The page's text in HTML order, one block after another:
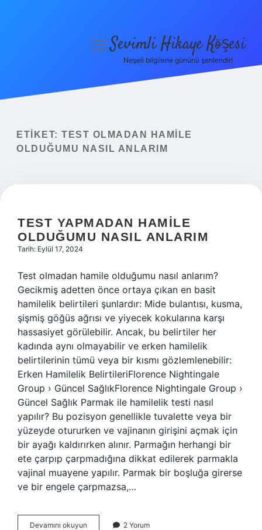
Yasal Uyarı
menüyüSevimli Hikaye Köşesi
Neşeli bilgilerle gününü şenlendir!
ETIKET: TEST OLMADAN HAMILE
OLDUĞUMU NASIL ANLARIM
TEST YAPMADAN HAMILE
OLDUĞUMU NASIL ANLARIM
Tarih: Eylül 17, 2024
Test olmadan hamile olduğumu nasıl anlarım?
Gecikmiş adetten önce ortaya çıkan en basit
hamilelik belirtileri şunlardır: Mide bulantısı, kusma,
şişmiş göğüs ağrısı ve yiyecek kokularına karşı
hassasiyet görülebilir. Ancak, bu belirtiler her
kadında aynı olmayabilir ve erken hamilelik
belirtilerinin tümü veya bir kısmı gözlemlenebilir:
Erken Hamilelik BelirtileriFlorence Nightingale
Group › Güncel SağlıkFlorence Nightingale Group ›
Güncel Sağlık Parmak ile hamilelik testi nasıl
yapılır? Bu pozisyon genellikle tuvalette veya bir
yüzeyde otururken ve vajinanın girişini açmak için
bir ayağı kaldırırken alınır. Parmağın herhangi bir
ete çarpıp çarpmadığına dikkat edilerek parmakla
vajinal muayene yapılır. Parmak bir boşluğa girerse
ve bir engele çarpmazsa,…
Devamını okuyun 2 Yorum